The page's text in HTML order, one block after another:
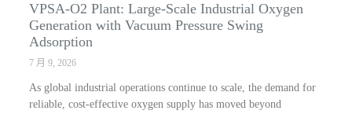
VPSA-O2 Plant: Large-Scale Industrial Oxygen
Generation with Vacuum Pressure Swing
Adsorption
7 月 9, 2026
As global industrial operations continue to scale, the demand for
reliable, cost-effective oxygen supply has moved beyond